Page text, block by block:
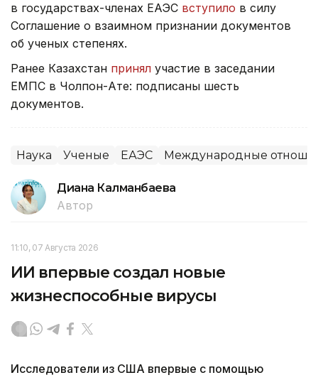
в государствах-членах ЕАЭС вступило в силу
Соглашение о взаимном признании документов
об ученых степенях.
Ранее Казахстан принял участие в заседании
ЕМПС в Чолпон-Ате: подписаны шесть
документов.
Наука Ученые ЕАЭС Международные
Диана Калманбаева
Автор
11:10, 07 Августа 2026
ИИ впервые создал новые
жизнеспособные вирусы
Исследователи из США впервые с помощью